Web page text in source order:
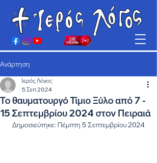
Ανάρτηση
Το θαυματουργό Τίμιο Ξύλο από 7 -
15 Σεπτεμβρίου 2024 στον Πειραιά
Ιερός Λόγος
5 Σεπ 2024
Δημοσιεύτηκε: Πέμπτη 5 Σεπτεμβρίου 2024